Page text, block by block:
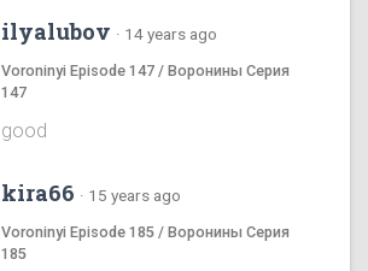
ilyalubov · 14 years ago
Voroninyi Episode 147 / Воронины Серия
147
good
kira66 · 15 years ago
Voroninyi Episode 185 / Воронины Серия
185